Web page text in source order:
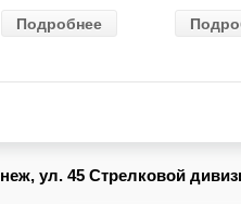
(MANN) W
Подробнее
ул. 45 Стрелковой